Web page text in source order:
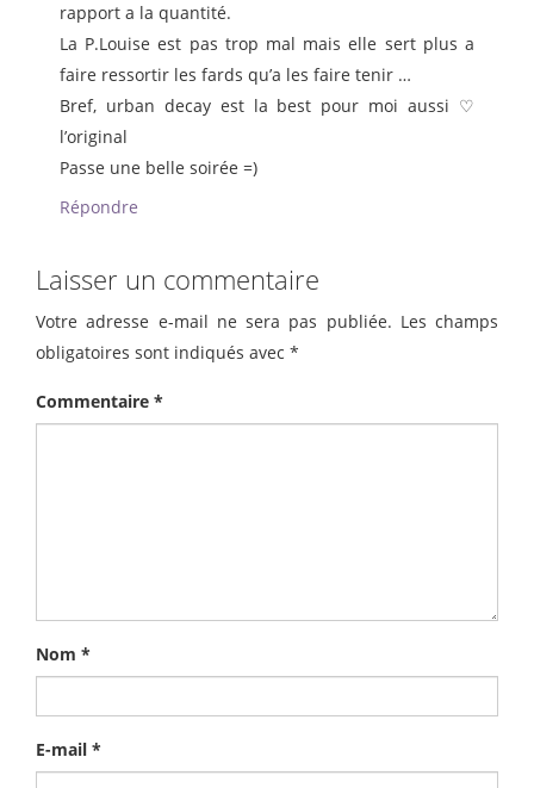
rapport a la quantité.
La P.Louise est pas trop mal mais elle sert plus a
faire ressortir les fards qu’a les faire tenir …
Bref, urban decay est la best pour moi aussi ♡
l’original
Passe une belle soirée =)
Répondre
Laisser un commentaire
Votre adresse e-mail ne sera pas publiée. Les champs
obligatoires sont indiqués avec *
Commentaire *
Nom *
E-mail *